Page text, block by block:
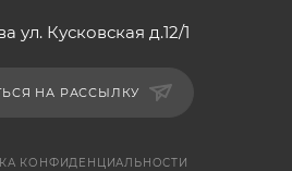
ул. Кусковская д.12/1
НА РАССЫЛКУ
КОНФИДЕНЦИАЛЬНОСТИ